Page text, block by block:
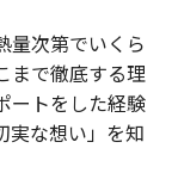
量次第でいくら
まで徹底する理
ートをした経験
実な想い」を知